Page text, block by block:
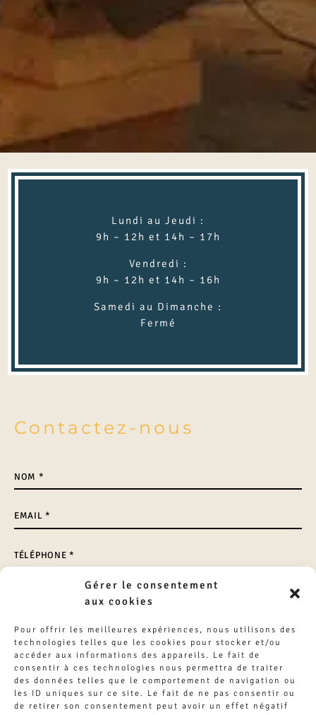
Gérer le consentement
aux cookies
Pour offrir les meilleures expériences, nous utilisons des
technologies telles que les cookies pour stocker et/ou
accéder aux informations des appareils. Le fait de
consentir à ces technologies nous permettra de traiter
des données telles que le comportement de navigation ou
les ID uniques sur ce site. Le fait de ne pas consentir ou
de retirer son consentement peut avoir un effet négatif
Lundi au Jeudi :
9h – 12h et 14h – 17h
Vendredi :
9h – 12h et 14h – 16h
Samedi au Dimanche :
Fermé
Contactez-nous
mail
*
Message